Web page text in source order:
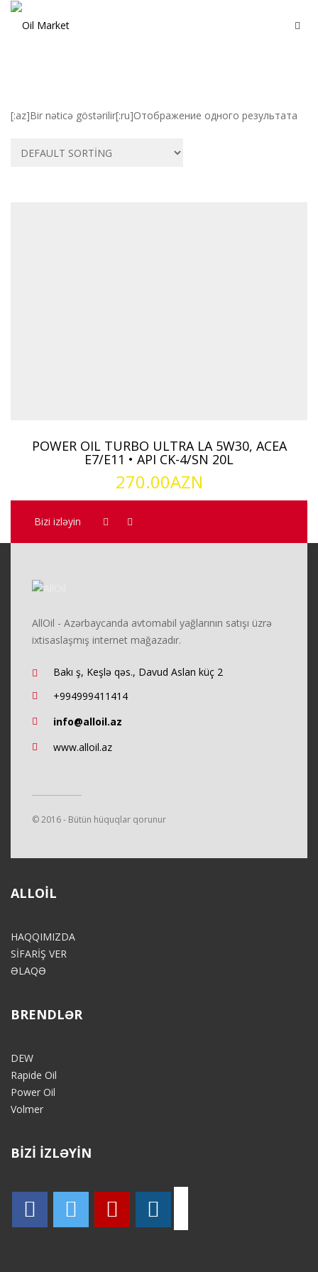
[:az]Bir nəticə göstərilir[:ru]Отображение одного результата
POWER OIL TURBO ULTRA LA 5W30, ACEA
E7/E11 • API CK-4/SN 20L
270.00AZN
Bizi izləyin
AllOil - Azərbaycanda avtomabil yağlarının satışı üzrə
ixtisaslaşmış internet mağazadır.
Bakı ş, Keşlə qəs., Davud Aslan küç 2
+994999411414
info@alloil.az
www.alloil.az
© 2016 - Bütün hüquqlar qorunur
ALLOIL
HAQQIMIZDA
SİFARİŞ VER
ƏLAQƏ
BRENDLƏR
DEW
Rapide Oil
Power Oil
Volmer
BİZİ İZLƏYİN